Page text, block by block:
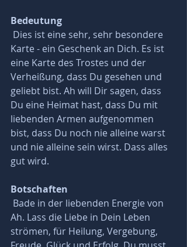
Bedeutung
Karte - ein Geschenk an Dich. Es ist
eine Karte des Trostes und der
Verheißung, dass Du gesehen und
geliebt bist. Ah will Dir sagen, dass
Du eine Heimat hast, dass Du mit
liebenden Armen aufgenommen
bist, dass Du noch nie alleine warst
und nie alleine sein wirst. Dass alles
gut wird.
Botschaften
Ah. Lass die Liebe in Dein Leben
strömen, für Heilung, Vergebung,